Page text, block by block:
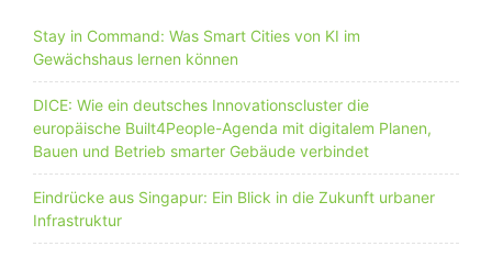
Stay in Command: Was Smart Cities von KI im
Gewächshaus lernen können
DICE: Wie ein deutsches Innovationscluster die
europäische Built4People-Agenda mit digitalem Planen,
Bauen und Betrieb smarter Gebäude verbindet
Eindrücke aus Singapur: Ein Blick in die Zukunft urbaner
Infrastruktur